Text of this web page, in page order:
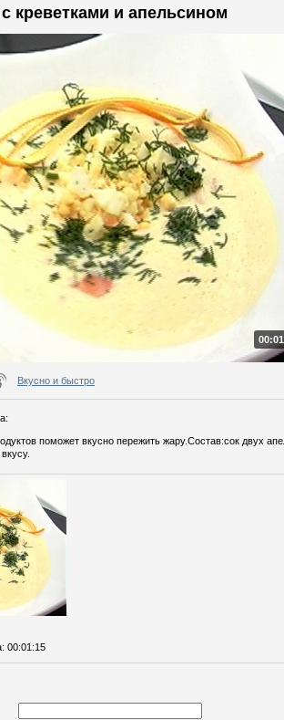
креветками и апельсином
Вкусно и быстро
:
поможет вкусно пережить жару.Состав:сок двух
: 00:01:15